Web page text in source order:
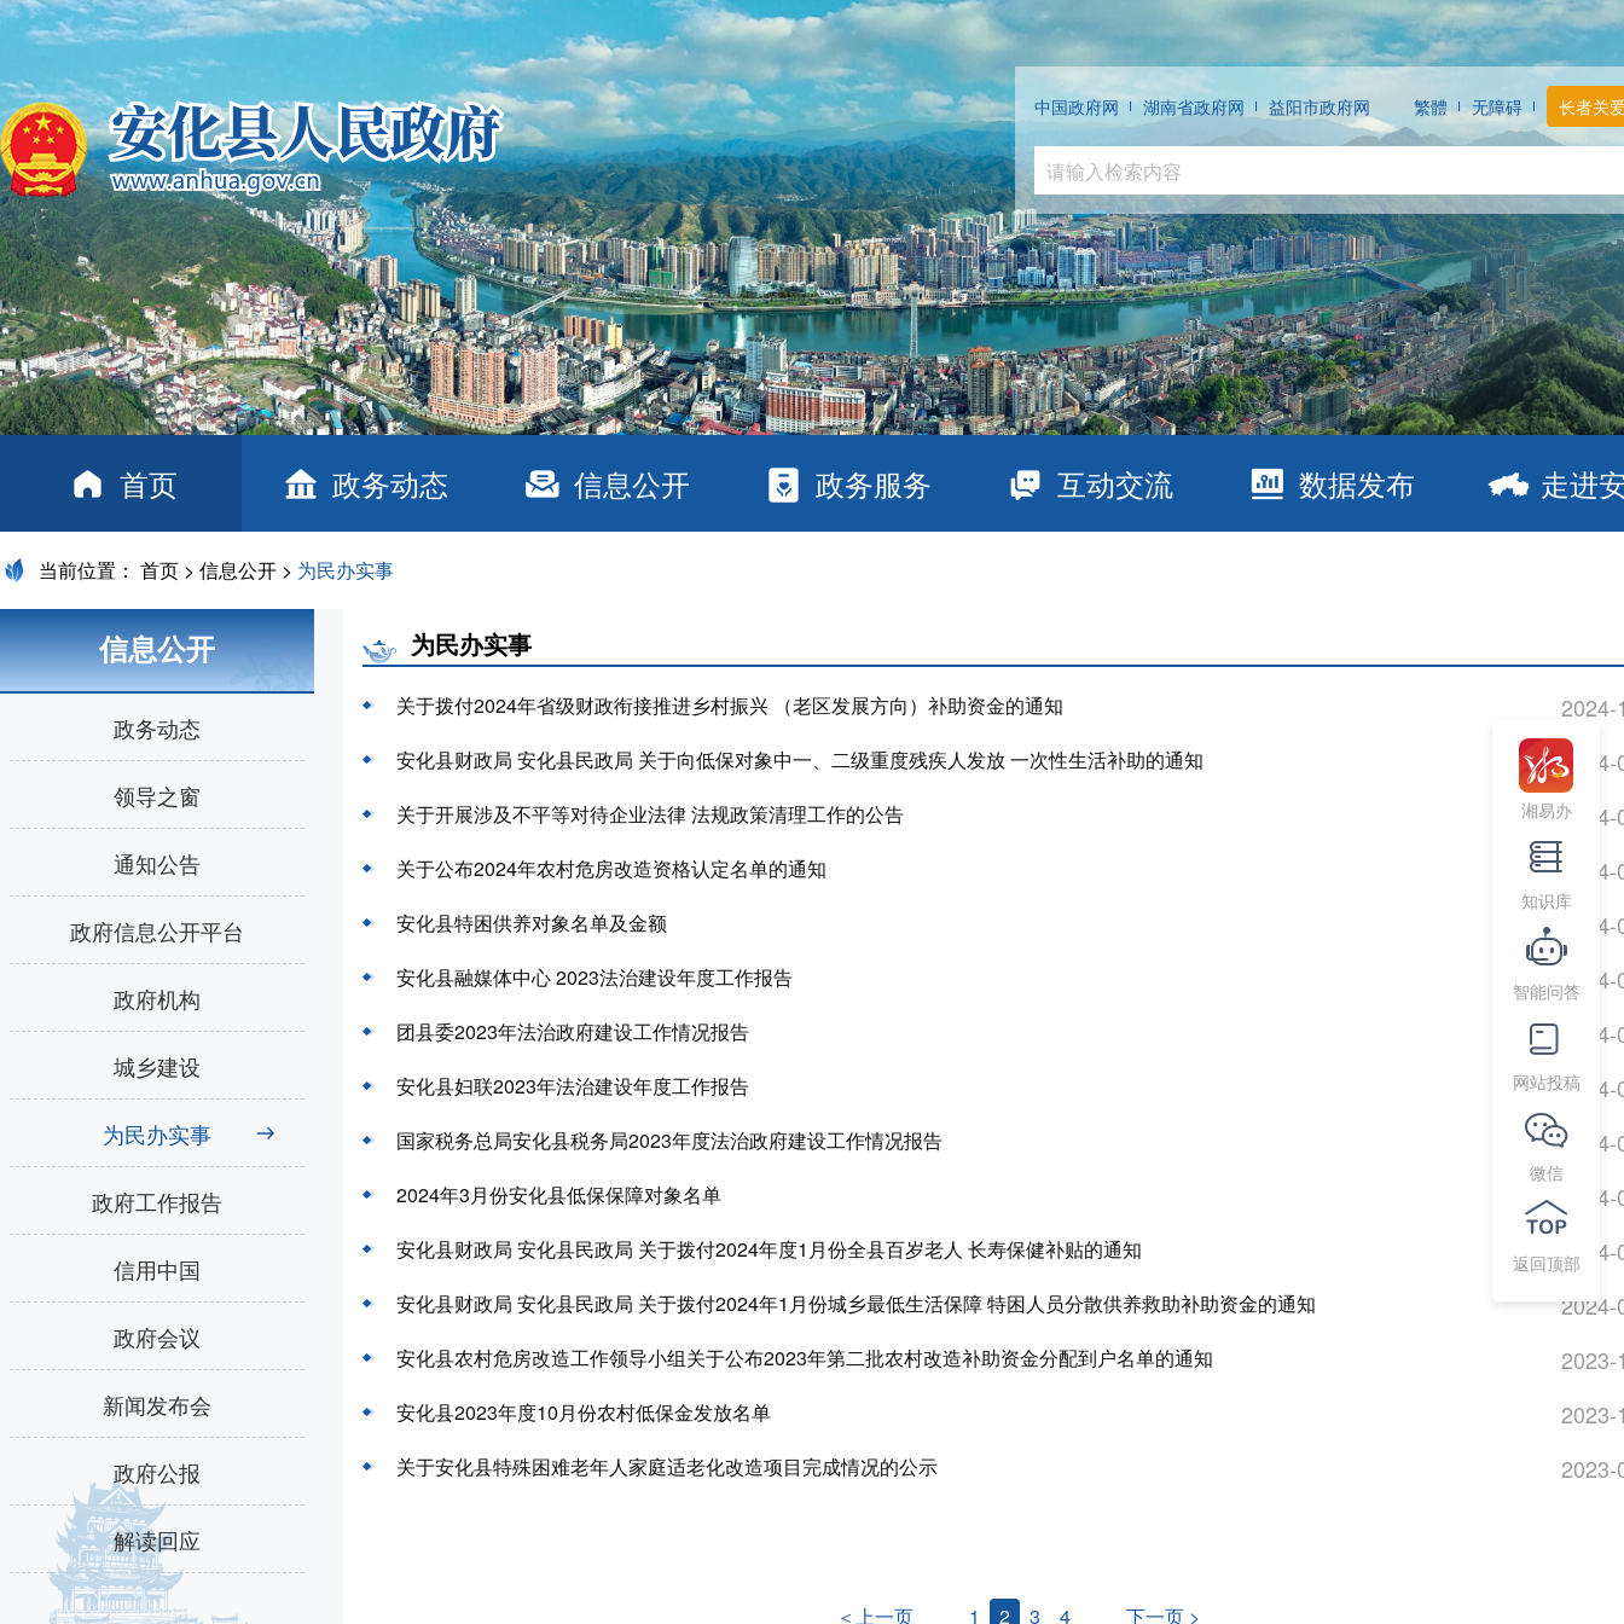
中国政府网 湖南省政府网 益阳市政府网 繁體 无障碍 长者关
首页 政务动态 信息公开 政务服务 互动交流 数据发布 走进
当前位置： 首页 > 信息公开 > 为民办实事
信息公开
政务动态
领导之窗
通知公告
政府信息公开平台
政府机构
城乡建设
为民办实事
政府工作报告
信用中国
政府会议
新闻发布会
政府公报
解读回应
为民办实事
关于拨付2024年省级财政衔接推进乡村振兴 （老区发展方向）补助资金的通知 2024-
安化县财政局 安化县民政局 关于向低保对象中一、二级重度残疾人发放 一次性生活补助的通知 2024-
关于开展涉及不平等对待企业法律 法规政策清理工作的公告 2024-
关于公布2024年农村危房改造资格认定名单的通知 2024-
安化县特困供养对象名单及金额
安化县融媒体中心 2023法治建设年度工作报告 2024-
团县委2023年法治政府建设工作情况报告
安化县妇联2023年法治建设年度工作报告 2024-
国家税务总局安化县税务局2023年度法治政府建设工作情况报告 2024-
2024年3月份安化县低保保障对象名单
安化县财政局 安化县民政局 关于拨付2024年度1月份全县百岁老人 长寿保健补贴的通知 2024-
安化县财政局 安化县民政局 关于拨付2024年1月份城乡最低生活保障 特困人员分散供养救助补助资金的通知 2024-
安化县农村危房改造工作领导小组关于公布2023年第二批农村改造补助资金分配到户名单的通知 2023-
安化县2023年度10月份农村低保金发放名单 2023-
关于安化县特殊困难老年人家庭适老化改造项目完成情况的公示 2023-
＜上一页 1 2 3 4 下一页 >
湘易办
知识库
智能问答
网站投稿
微信
返回顶部